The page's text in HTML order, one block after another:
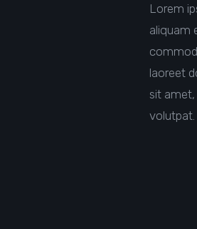
Lorem
aliquam
laoreet
sit
volutpat.